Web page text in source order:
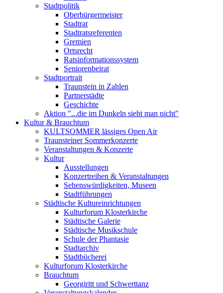
Stadtpolitik
Oberbürgermeister
Stadtrat
Stadtratsreferenten
Gremien
Ortsrecht
Ratsinformationssystem
Seniorenbeirat
Stadtportrait
Traunstein in Zahlen
Partnerstädte
Geschichte
Aktion "...die im Dunkeln sieht man nicht"
Kultur & Brauchtum
KULTSOMMER lässiges Open Air
Traunsteiner Sommerkonzerte
Veranstaltungen & Konzerte
Kultur
Ausstellungen
Konzertreihen & Veranstaltungen
Sehenswürdigkeiten, Museen
Stadtführungen
Städtische Kultureinrichtungen
Kulturforum Klosterkirche
Städtische Galerie
Städtische Musikschule
Schule der Phantasie
Stadtarchiv
Stadtbücherei
Kulturforum Klosterkirche
Brauchtum
Georgiritt und Schwerttanz